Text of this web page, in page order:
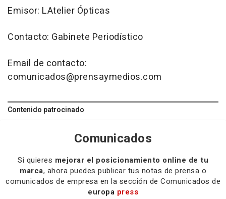
Emisor: LAtelier Ópticas
Contacto: Gabinete Periodístico
Email de contacto:
comunicados@prensaymedios.com
Contenido patrocinado
Comunicados
Si quieres mejorar el posicionamiento online de tu
marca, ahora puedes publicar tus notas de prensa o
comunicados de empresa en la sección de Comunicados de
europa press